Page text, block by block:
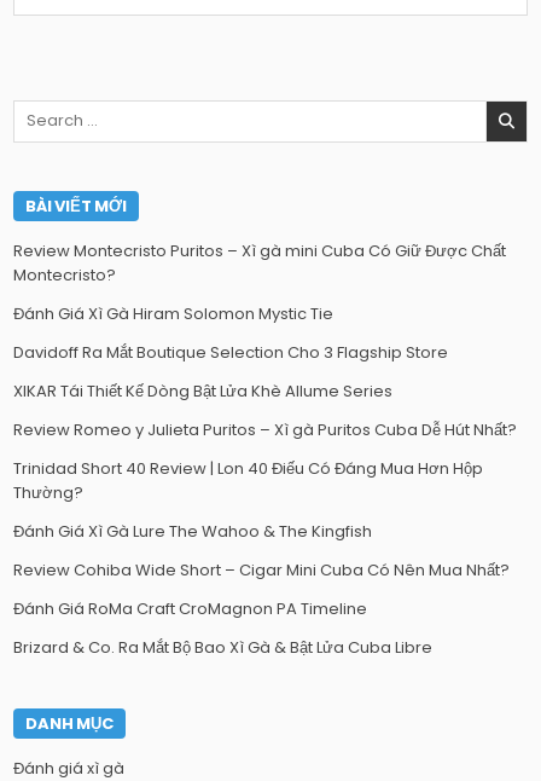
Search
BÀI VIẾT MỚI
Review Montecristo Puritos – Xì gà mini Cuba Có Giữ Được Chất
Montecristo?
Đánh Giá Xì Gà Hiram Solomon Mystic Tie
Davidoff Ra Mắt Boutique Selection Cho 3 Flagship Store
XIKAR Tái Thiết Kế Dòng Bật Lửa Khè Allume Series
Review Romeo y Julieta Puritos – Xì gà Puritos Cuba Dễ Hút Nhất?
Trinidad Short 40 Review | Lon 40 Điếu Có Đáng Mua Hơn Hộp
Thường?
Đánh Giá Xì Gà Lure The Wahoo & The Kingfish
Review Cohiba Wide Short – Cigar Mini Cuba Có Nên Mua Nhất?
Đánh Giá RoMa Craft CroMagnon PA Timeline
Brizard & Co. Ra Mắt Bộ Bao Xì Gà & Bật Lửa Cuba Libre
DANH MỤC
Đánh giá xì gà